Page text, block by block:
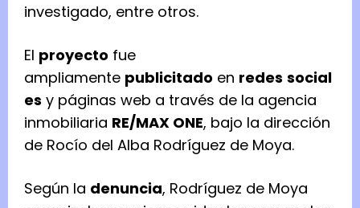
investigado, entre otros.
El proyecto fue
ampliamente publicitado en redes social
es y páginas web a través de la agencia
inmobiliaria RE/MAX ONE, bajo la dirección
de Rocío del Alba Rodríguez de Moya.
Según la denuncia, Rodríguez de Moya